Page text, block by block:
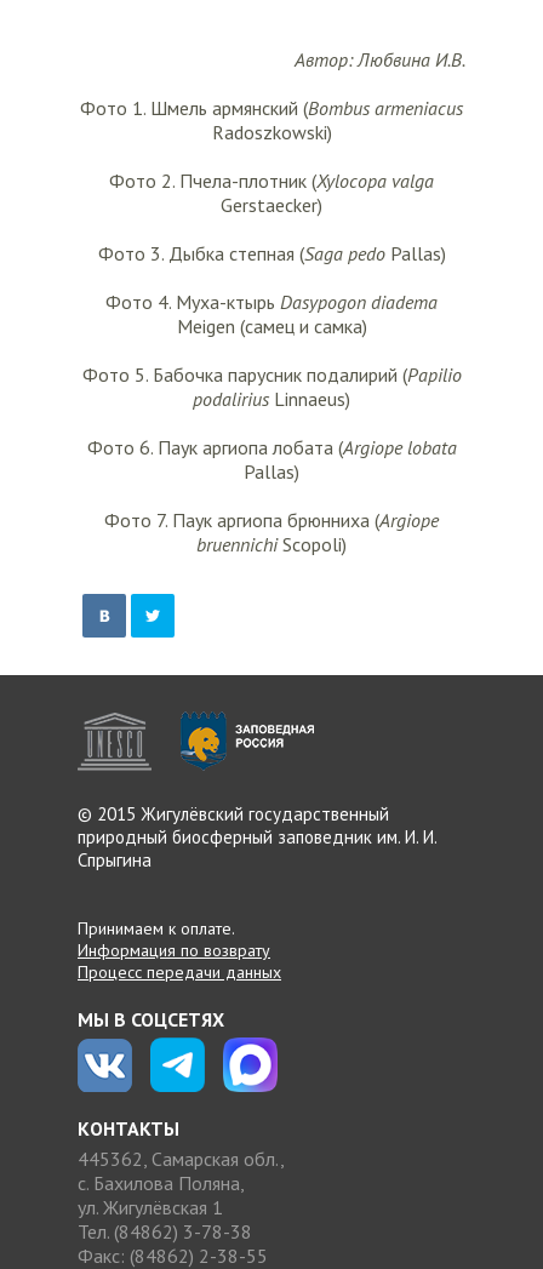
Автор: Любвина И.В.
Фото 1. Шмель армянский (Bombus armeniacus
Radoszkowski)
Фото 2. Пчела-плотник (Xylocopa valga
Gerstaecker)
Фото 3. Дыбка степная (Saga pedoPallas)
Фото 4. Муха-ктырь Dasypogon diadema
Meigen (самец и самка)
Фото 5. Бабочка парусник подалирий (Papilio
podalirius Linnaeus)
Фото 6. Паук аргиопа лобата (Argiope lobata
Pallas)
Фото 7. Паук аргиопа брюнниха (Argiope
bruennichiScopoli)
© 2015 Жигулёвский государственный
природный биосферный заповедник им. И. И.
Спрыгина
Принимаем к оплате.
Информация по возврату
Процесс передачи данных
МЫ В СОЦСЕТЯХ
КОНТАКТЫ
445362, Самарская обл.,
с. Бахилова Поляна,
ул. Жигулёвская 1
Тел. (84862) 3-78-38
Факс: (84862) 2-38-55